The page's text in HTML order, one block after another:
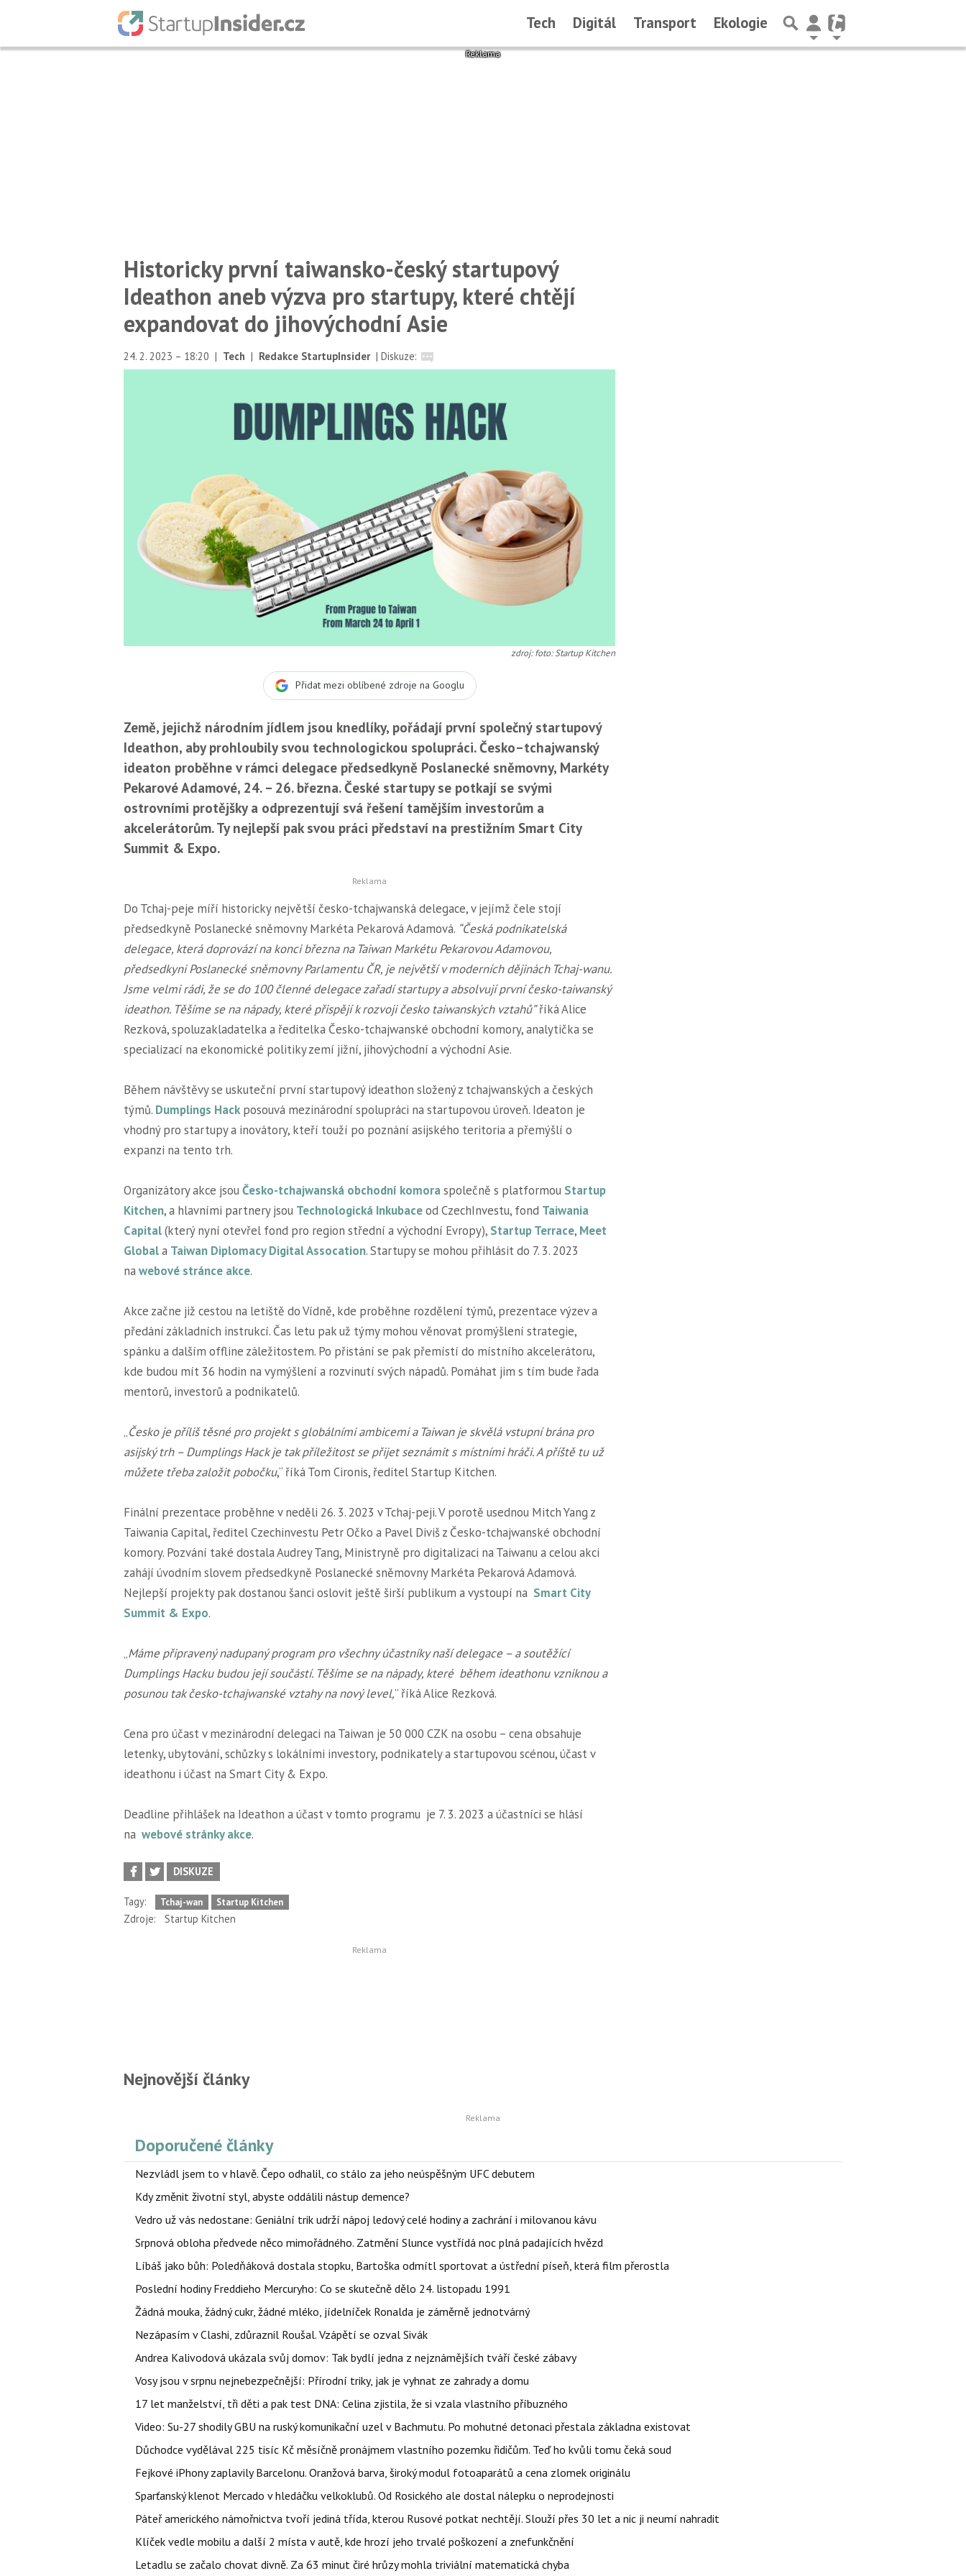
Tech Digitál Transport Ekologie
Historicky první taiwansko-český startupový
Ideathon aneb výzva pro startupy, které chtějí
expandovat do jihovýchodní Asie
24. 2. 2023 – 18:20 | Tech | Redakce StartupInsider | Diskuze:
zdroj: foto: Startup Kitchen
Přidat mezi oblíbené zdroje na Googlu
Země, jejichž národním jídlem jsou knedlíky, pořádají první společný startupový
Ideathon, aby prohloubily svou technologickou spolupráci. Česko–tchajwanský
ideaton proběhne v rámci delegace předsedkyně Poslanecké sněmovny, Markéty
Pekarové Adamové, 24. – 26. března. České startupy se potkají se svými
ostrovními protějšky a odprezentují svá řešení tamějším investorům a
akcelerátorům. Ty nejlepší pak svou práci představí na prestižním Smart City
Summit & Expo.
Do Tchaj-peje míří historicky největší česko-tchajwanská delegace, v jejímž čele stojí
předsedkyně Poslanecké sněmovny Markéta Pekarová Adamová. “Česká podnikatelská
delegace, která doprovází na konci března na Taiwan Markétu Pekarovou Adamovou,
předsedkyni Poslanecké sněmovny Parlamentu ČR, je největší v moderních dějinách Tchaj-wanu.
Jsme velmi rádi, že se do 100 členné delegace zařadí startupy a absolvují první česko-taiwanský
ideathon. Těšíme se na nápady, které přispějí k rozvoji česko taiwanských vztahů”říká Alice
Rezková, spoluzakladatelka a ředitelka Česko-tchajwanské obchodní komory, analytička se
specializací na ekonomické politiky zemí jižní, jihovýchodní a východní Asie.
Během návštěvy se uskuteční první startupový ideathon složený z tchajwanských a českých
týmů. Dumplings Hack posouvá mezinárodní spolupráci na startupovou úroveň. Ideaton je
vhodný pro startupy a inovátory, kteří touží po poznání asijského teritoria a přemýšlí o
expanzi na tento trh.
Organizátory akce jsouČesko-tchajwanská obchodní komoraspolečně s platformou Startup
Kitchen, a hlavními partnery jsou Technologická Inkubaceod CzechInvestu, fond Taiwania
Capital(který nyní otevřel fond pro region střední a východní Evropy), Startup Terrace, Meet
Globala Taiwan Diplomacy Digital Assocation. Startupy se mohou přihlásit do 7. 3. 2023
nawebové stránce akce.
Akce začne již cestou na letiště do Vídně, kde proběhne rozdělení týmů, prezentace výzev a
předání základních instrukcí. Čas letu pak už týmy mohou věnovat promýšlení strategie,
spánku a dalším offline záležitostem. Po přistání se pak přemístí do místního akcelerátoru,
kde budou mít 36 hodin na vymýšlení a rozvinutí svých nápadů. Pomáhat jim s tím bude řada
mentorů, investorů a podnikatelů.
„Česko je příliš těsné pro projekt s globálními ambicemi a Taiwan je skvělá vstupní brána pro
asijský trh – Dumplings Hack je tak příležitost se přijet seznámit s místními hráči. A příště tu už
můžete třeba založit pobočku,“ říká Tom Cironis, ředitel Startup Kitchen.
Finální prezentace proběhne v neděli 26. 3. 2023 v Tchaj-peji. V porotě usednou Mitch Yang z
Taiwania Capital, ředitel Czechinvestu Petr Očko a Pavel Diviš z Česko-tchajwanské obchodní
komory. Pozvání také dostala Audrey Tang, Ministryně pro digitalizaci na Taiwanu a celou akci
zahájí úvodním slovem předsedkyně Poslanecké sněmovny Markéta Pekarová Adamová.
Nejlepší projekty pak dostanou šanci oslovit ještě širší publikum a vystoupí na Smart City
Summit & Expo.
„Máme připravený nadupaný program pro všechny účastníky naší delegace – a soutěžící
Dumplings Hacku budou její součástí. Těšíme se na nápady, které během ideathonu vzniknou a
posunou tak česko-tchajwanské vztahy na nový level,” říká Alice Rezková.
Cena pro účast v mezinárodní delegaci na Taiwan je 50 000 CZK na osobu – cena obsahuje
letenky, ubytování, schůzky s lokálními investory, podnikately a startupovou scénou, účast v
ideathonu i účast na Smart City & Expo.
Deadline přihlášek na Ideathon a účast v tomto programu je 7. 3. 2023 a účastníci se hlásí
na webové stránky akce.
DISKUZE
Tagy: Tchaj-wan Startup Kitchen
Zdroje: Startup Kitchen
Nejnovější články
Doporučené články
Nezvládl jsem to v hlavě. Čepo odhalil, co stálo za jeho neúspěšným UFC debutem
Kdy změnit životní styl, abyste oddálili nástup demence?
Vedro už vás nedostane: Geniální trik udrží nápoj ledový celé hodiny a zachrání i milovanou kávu
Srpnová obloha předvede něco mimořádného. Zatmění Slunce vystřídá noc plná padajících hvězd
Líbáš jako bůh: Poledňáková dostala stopku, Bartoška odmítl sportovat a ústřední píseň, která film přerostla
Poslední hodiny Freddieho Mercuryho: Co se skutečně dělo 24. listopadu 1991
Žádná mouka, žádný cukr, žádné mléko, jídelníček Ronalda je záměrně jednotvárný
Nezápasím v Clashi, zdůraznil Roušal. Vzápětí se ozval Sivák
Andrea Kalivodová ukázala svůj domov: Tak bydlí jedna z nejznámějších tváří české zábavy
Vosy jsou v srpnu nejnebezpečnější: Přírodní triky, jak je vyhnat ze zahrady a domu
17 let manželství, tři děti a pak test DNA: Celina zjistila, že si vzala vlastního příbuzného
Video: Su-27 shodily GBU na ruský komunikační uzel v Bachmutu. Po mohutné detonaci přestala základna existovat
Důchodce vydělával 225 tisíc Kč měsíčně pronájmem vlastního pozemku řidičům. Teď ho kvůli tomu čeká soud
Fejkové iPhony zaplavily Barcelonu. Oranžová barva, široký modul fotoaparátů a cena zlomek originálu
Sparťanský klenot Mercado v hledáčku velkoklubů. Od Rosického ale dostal nálepku o neprodejnosti
Páteř amerického námořnictva tvoří jediná třída, kterou Rusové potkat nechtějí. Slouží přes 30 let a nic ji neumí nahradit
Klíček vedle mobilu a další 2 místa v autě, kde hrozí jeho trvalé poškození a znefunkčnění
Letadlu se začalo chovat divně. Za 63 minut čiré hrůzy mohla triviální matematická chyba